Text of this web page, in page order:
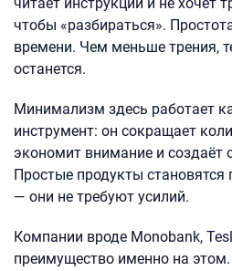
чтобы «разбираться».
времени. Чем меньше трения,
останется.
Минимализм здесь работает
инструмент: он сокращает
экономит внимание и создаёт
Простые продукты
— они не требуют усилий.
Компании вроде Monobank,
преимущество именно на